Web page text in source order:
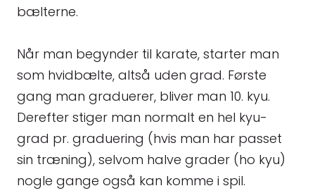
bælterne.
Når man begynder til karate, starter man
som hvidbælte, altså uden grad. Første
gang man graduerer, bliver man 10. kyu.
Derefter stiger man normalt en hel kyu-
grad pr. graduering (hvis man har passet
sin træning), selvom halve grader (ho kyu)
nogle gange også kan komme i spil.